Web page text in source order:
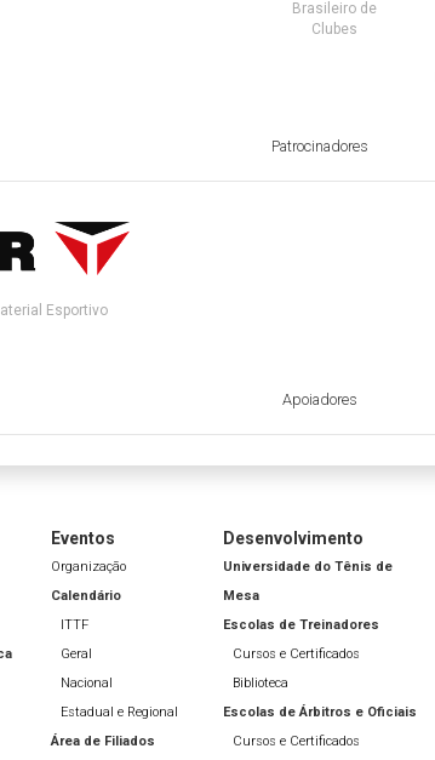
Brasileiro de
Clubes
Patrocinadores
Esportivo
Apoiadores
Eventos
Organização
Calendário
ITTF
Geral
Nacional
Estadual e Regional
Área de Filiados
Desenvolvimento
Universidade do Tênis de
Mesa
Escolas de Treinadores
Cursos e Certificados
Biblioteca
Escolas de Árbitros e Oficiais
Cursos e Certificados